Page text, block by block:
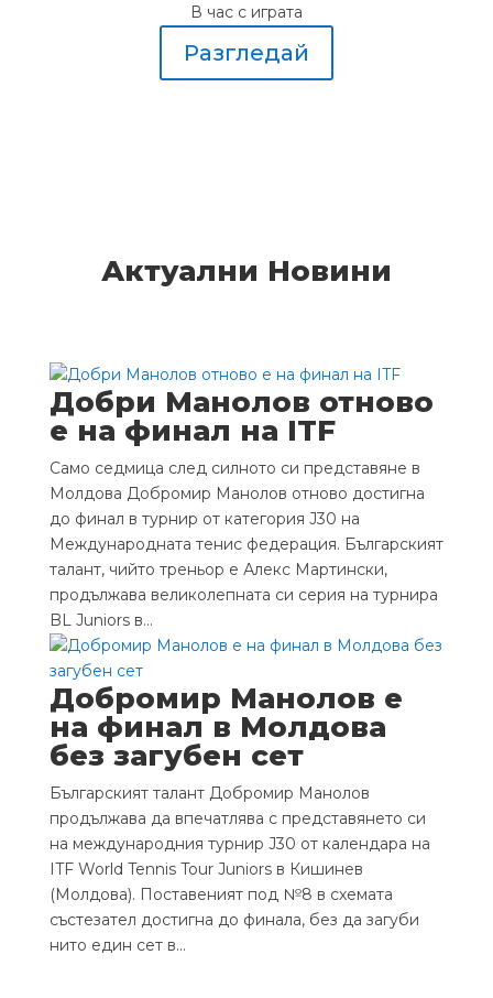
В час с играта
Разгледай
Актуални Новини
Добри Манолов отново
е на финал на ITF
Само седмица след силното си представяне в
Молдова Добромир Манолов отново достигна
до финал в турнир от категория J30 на
Международната тенис федерация. Българският
талант, чийто треньор е Алекс Мартински,
продължава великолепната си серия на турнира
BL Juniors в...
Добромир Манолов е
на финал в Молдова
без загубен сет
Българският талант Добромир Манолов
продължава да впечатлява с представянето си
на международния турнир J30 от календара на
ITF World Tennis Tour Juniors в Кишинев
(Молдова). Поставеният под №8 в схемата
състезател достигна до финала, без да загуби
нито един сет в...